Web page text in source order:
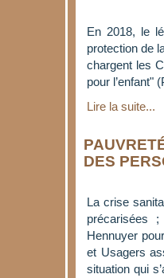
En 2018, le
protection de
chargent les
pour l’enfant"
Lire la suite...
DES
La crise
précarisées
Hennuyer
et Usagers
situation qui